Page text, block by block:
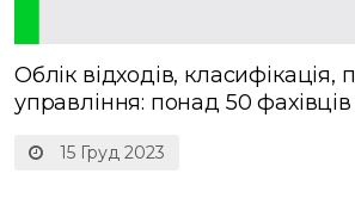
15 Груд 2023
Облік відходів, класифікація,
управління: понад 50 фахівців